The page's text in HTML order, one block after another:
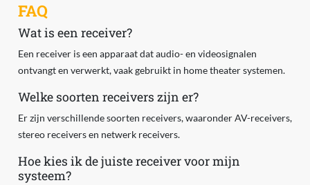
FAQ
Wat is een receiver?
Een receiver is een apparaat dat audio- en videosignalen
ontvangt en verwerkt, vaak gebruikt in home theater systemen.
Welke soorten receivers zijn er?
Er zijn verschillende soorten receivers, waaronder AV-receivers,
stereo receivers en netwerk receivers.
Hoe kies ik de juiste receiver voor mijn
systeem?